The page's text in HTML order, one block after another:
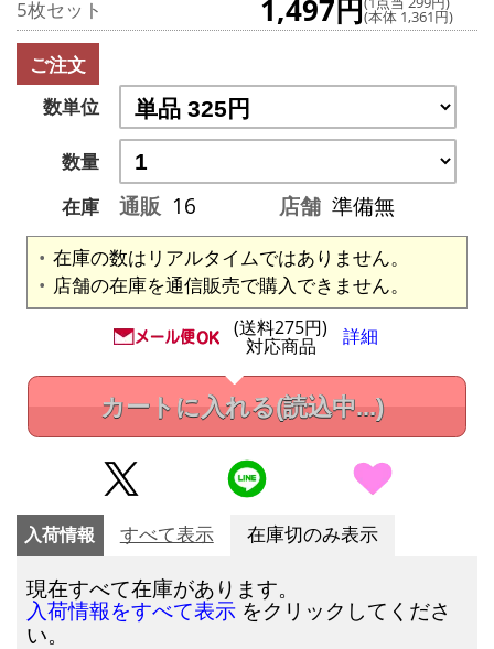
5枚セット 1,497円(本体 1,361円)
ご注文
数単位
数量
在庫
通販 16 店舗 準備無
在庫の数はリアルタイムではありません。
店舗の在庫を通信販売で購入できません。
(送料275円)
対応商品 詳細
カートに入れる(読込中...)
入荷情報 すべて表示 在庫切のみ表示
現在すべて在庫があります。
入荷情報をすべて表示 をクリックしてくださ
い。